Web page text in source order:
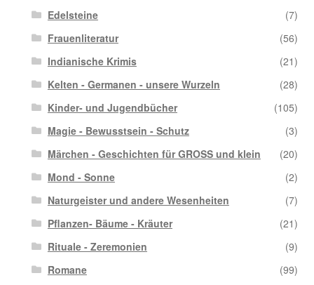
Edelsteine
(7)
Frauenliteratur
(56)
Indianische Krimis
(21)
Kelten - Germanen - unsere Wurzeln
(28)
Kinder- und Jugendbücher
(105)
Magie - Bewusstsein - Schutz
(3)
Märchen - Geschichten für GROSS und klein
(20)
Mond - Sonne
(2)
Naturgeister und andere Wesenheiten
(7)
Pflanzen- Bäume - Kräuter
(21)
Rituale - Zeremonien
(9)
Romane
(99)